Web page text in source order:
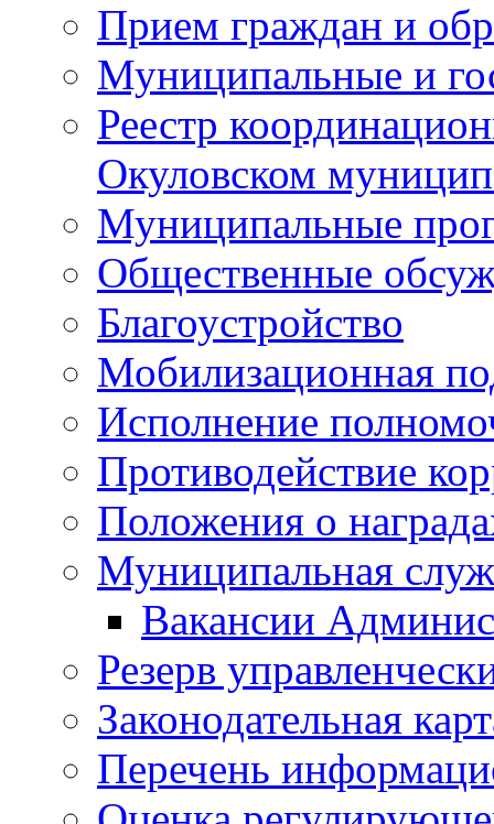
Прием граждан и
Муниципальные и
Реестр
Окуловском
Муниципальные
Общественные
Благоустройство
Мобилизационная
Исполнение
Противодействие
Положения о
Муниципальная
Вакансии
Резерв
Законодательная
Перечень